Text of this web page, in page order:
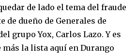
de lado el tema del fraude
de dueño de Generales de
grupo Yox, Carlos Lazo. Y es
más la lista aquí en Durango